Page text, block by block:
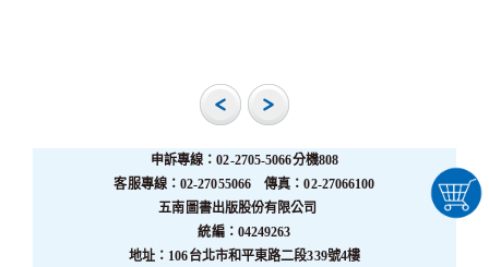
申訴專線：02-2705-5066分機808
客服專線：02-27055066 傳真：02-27066100
五南圖書出版股份有限公司
統編：04249263
地址：106台北市和平東路二段339號4樓